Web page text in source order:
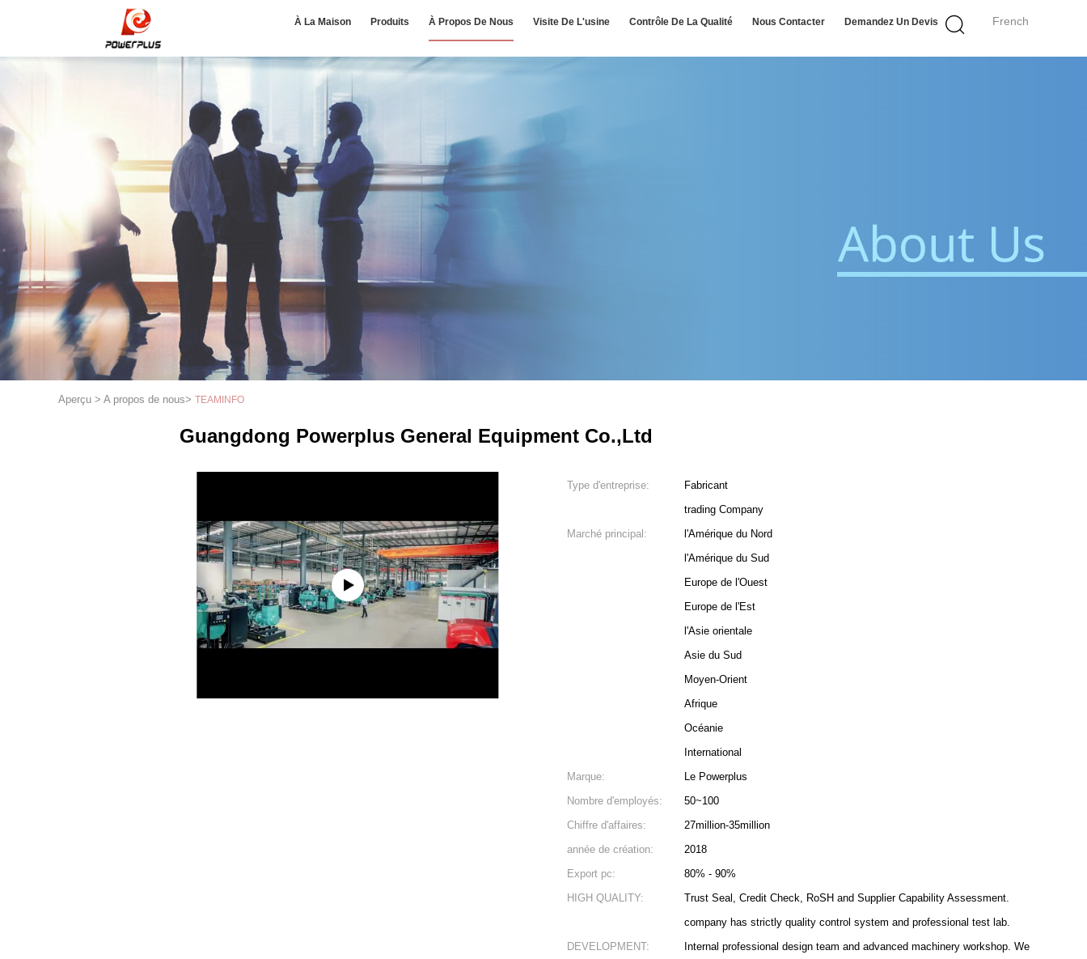
French
À La Maison Produits À Propos De Nous Visite De L'usine Contrôle De La Qualité Nous Contacter Demandez Un Devis
Aperçu > A propos de nous> TEAMINFO
Guangdong Powerplus General Equipment Co.,Ltd
Type d'entreprise:
Fabricant
trading Company
Marché principal:
l'Amérique du Nord
l'Amérique du Sud
Europe de l'Ouest
Europe de l'Est
l'Asie orientale
Asie du Sud
Moyen-Orient
Afrique
Océanie
International
Marque:
Le Powerplus
Nombre d'employés:
50~100
Chiffre d'affaires:
27million-35million
année de création:
2018
Export pc:
80% - 90%
HIGH QUALITY:
Trust Seal, Credit Check, RoSH and Supplier Capability Assessment.
company has strictly quality control system and professional test lab.
DEVELOPMENT:
Internal professional design team and advanced machinery workshop. We